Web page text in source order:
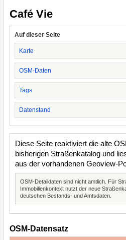
Café Vie
Auf dieser Seite
Karte
OSM-Daten
Tags
Datenstand
Diese Seite reaktiviert die alte
bisherigen Straßenkatalog und
aus der vorhandenen Geoview-
OSM-Detaildaten sind nicht amtlich. Für
Immobilienkontext nutzt der neue
deutschen Bestands- und Amtsdaten.
OSM-Datensatz